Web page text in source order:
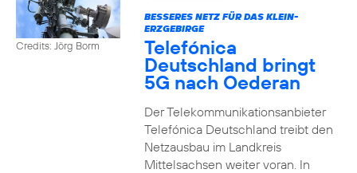
Credits: Jörg Borm
BESSERES NETZ FÜR DAS KLEIN-
ERZGEBIRGE
Telefónica
Deutschland bringt
5G nach Oederan
Der Telekommunikationsanbieter
Telefónica Deutschland treibt den
Netzausbau im Landkreis
Mittelsachsen weiter voran. In